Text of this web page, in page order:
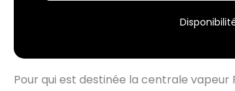
Pour qui est destinée la centrale vapeur